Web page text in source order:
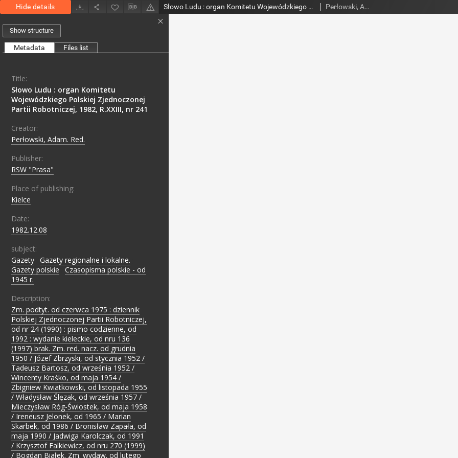
Hide details Słowo Ludu : organ Komitetu Wojewódzkiego Polskiej Zjednoczonej Partii Robotniczej, 1982, R.XXIII, nr 241 Perłowski, Adam. Red.
Show structure
Metadata Files list
Title:
Słowo Ludu : organ Komitetu
Wojewódzkiego Polskiej Zjednoczonej
Partii Robotniczej, 1982, R.XXIII, nr 241
Creator:
Perłowski, Adam. Red.
Publisher:
RSW "Prasa"
Place of publishing:
Kielce
Date:
1982.12.08
subject:
Gazety Gazety regionalne i lokalne.
Gazety polskie
Czasopisma polskie - od
1945 r.
Description:
Zm. podtyt. od czerwca 1975 : dziennik
Polskiej Zjednoczonej Partii Robotniczej,
od nr 24 (1990) : pismo codzienne, od
1992 : wydanie kieleckie, od nru 136
(1997) brak. Zm. red. nacz. od grudnia
1950 / Józef Zbrzyski, od stycznia 1952 /
Tadeusz Bartosz, od września 1952 /
Wincenty Kraśko, od maja 1954 /
Zbigniew Kwiatkowski, od listopada 1955
/ Władysław Ślęzak, od września 1957 /
Mieczysław Róg-Świostek, od maja 1958
/ Ireneusz Jelonek, od 1965 / Marian
Skarbek, od 1986 / Bronisław Zapała, od
maja 1990 / Jadwiga Karolczak, od 1991
/ Krzysztof Falkiewicz, od nru 270 (1999)
/ Bogdan Białek. Zm. wydaw. od lutego